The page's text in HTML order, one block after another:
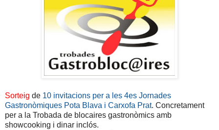
Sorteig de 10 invitacions per a les 4es Jornades
Gastronòmiques Pota Blava i Carxofa Prat. Concretament
per a la Trobada de blocaires gastronòmics amb
showcooking i dinar inclós.